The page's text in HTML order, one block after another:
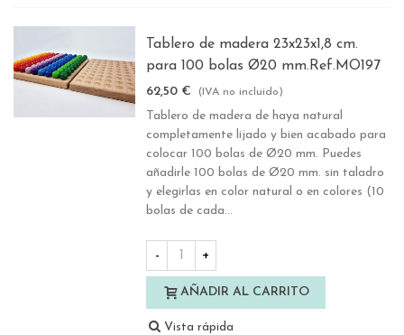
Tablero de madera 23x23x1,8 cm.
para 100 bolas Ø20 mm.Ref.MO197
62,50 € (IVA no incluido)
Tablero de madera de haya natural
completamente lijado y bien acabado para
colocar 100 bolas de Ø20 mm. Puedes
añadirle 100 bolas de Ø20 mm. sin taladro
y elegirlas en color natural o en colores (10
bolas de cada...
- +
AÑADIR AL CARRITO
Vista rápida